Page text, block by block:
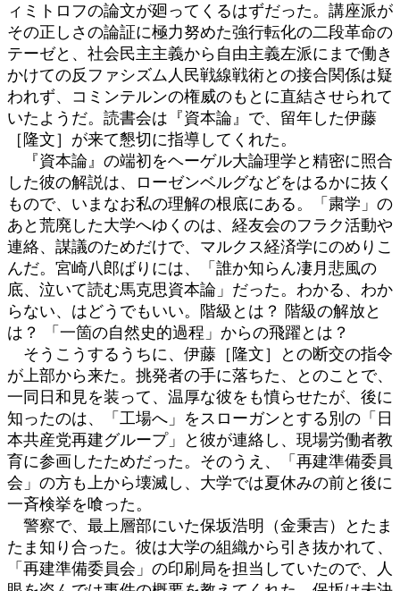
ィミトロフの論文が廻ってくるはずだった。講座派が
その正しさの論証に極力努めた強行転化の二段革命の
テーゼと、社会民主主義から自由主義左派にまで働き
かけての反ファシズム人民戦線戦術との接合関係は疑
われず、コミンテルンの権威のもとに直結させられて
いたようだ。読書会は『資本論』で、留年した伊藤
［隆文］が来て懇切に指導してくれた。
『資本論』の端初をヘーゲル大論理学と精密に照合
した彼の解説は、ローゼンベルグなどをはるかに抜く
もので、いまなお私の理解の根底にある。「粛学」の
あと荒廃した大学へゆくのは、経友会のフラク活動や
連絡、謀議のためだけで、マルクス経済学にのめりこ
んだ。宮崎八郎ばりには、「誰か知らん凄月悲風の
底、泣いて読む馬克思資本論」だった。わかる、わか
らない、はどうでもいい。階級とは？ 階級の解放と
は？ 「一箇の自然史的過程」からの飛躍とは？
そうこうするうちに、伊藤［隆文］との断交の指令
が上部から来た。挑発者の手に落ちた、とのことで、
一同日和見を装って、温厚な彼をも憤らせたが、後に
知ったのは、「工場へ」をスローガンとする別の「日
本共産党再建グループ」と彼が連絡し、現場労働者教
育に参画したためだった。そのうえ、「再建準備委員
会」の方も上から壊滅し、大学では夏休みの前と後に
一斉検挙を喰った。
警察で、最上層部にいた保坂浩明（金秉吉）とたま
たま知り合った。彼は大学の組織から引き抜かれて、
「再建準備委員会」の印刷局を担当していたので、人